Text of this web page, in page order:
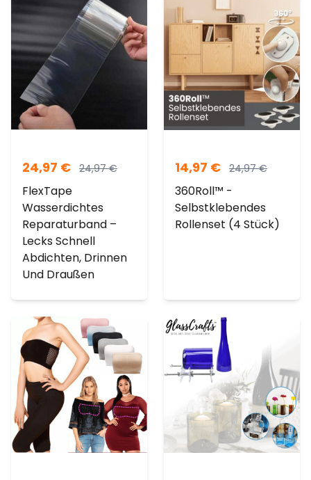
24,97 € 24,97€
FlexTape
Wasserdichtes
Reparaturband –
Lecks Schnell
Abdichten, Drinnen
Und Draußen
14,97 € 24,97€
360Roll™ -
Selbstklebendes
Rollenset (4 Stück)